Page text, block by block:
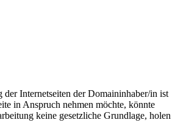
der Internetseiten der Domaininhaber/in ist
in Anspruch nehmen möchte, könnte
keine gesetzliche Grundlage, holen